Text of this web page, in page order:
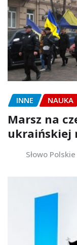
INNE NAUKA
Marsz na
ukraińskiej
Słowo Polskie